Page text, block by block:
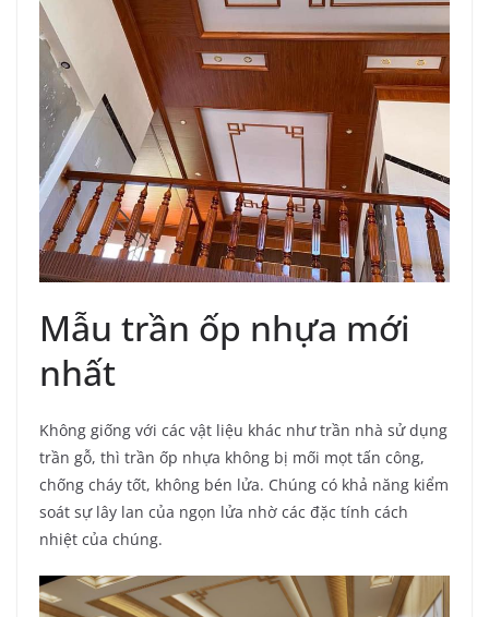
Mẫu trần ốp nhựa mới
nhất​
Không giống với các vật liệu khác như trần nhà sử dụng
trần gỗ, thì trần ốp nhựa không bị mối mọt tấn công,
chống cháy tốt, không bén lửa. Chúng có khả năng kiểm
soát sự lây lan của ngọn lửa nhờ các đặc tính cách
nhiệt của chúng.